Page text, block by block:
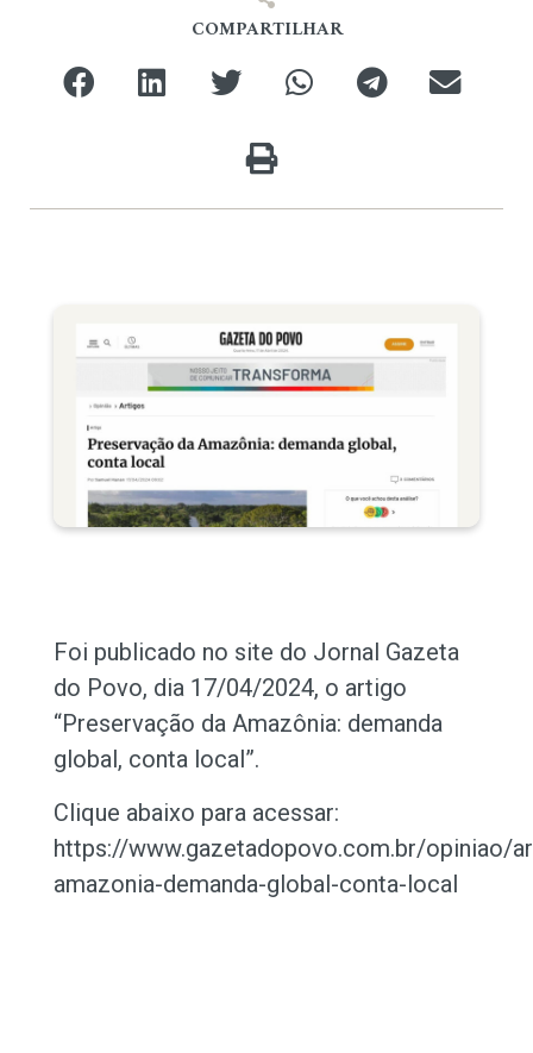
COMPARTILHAR
Foi publicado no site do Jornal Gazeta
do Povo, dia 17/04/2024, o artigo
“Preservação da Amazônia: demanda
global, conta local”.
Clique abaixo para acessar:
https://www.gazetadopovo.com.br/opiniao/
amazonia-demanda-global-conta-local